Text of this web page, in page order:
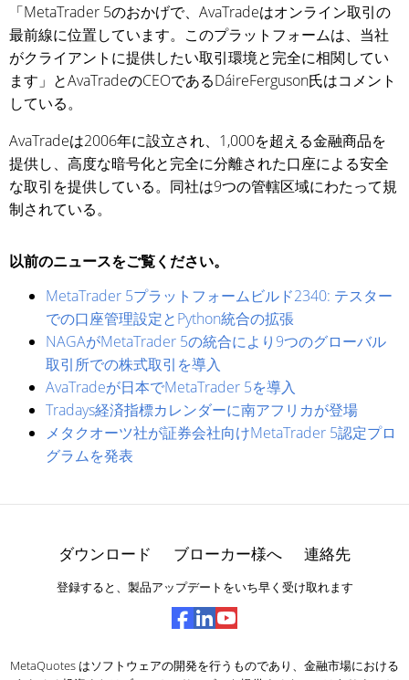
「MetaTrader 5のおかげで、AvaTradeはオンライン取引の
最前線に位置しています。このプラットフォームは、当社
がクライアントに提供したい取引環境と完全に相関してい
ます」とAvaTradeのCEOであるDáireFerguson氏はコメント
している。
AvaTradeは2006年に設立され、1,000を超える金融商品を
提供し、高度な暗号化と完全に分離された口座による安全
な取引を提供している。同社は9つの管轄区域にわたって規
制されている。
以前のニュースをご覧ください。
MetaTrader 5プラットフォームビルド2340: テスター
での口座管理設定とPython統合の拡張
NAGAがMetaTrader 5の統合により9つのグローバル
取引所での株式取引を導入
AvaTradeが日本でMetaTrader 5を導入
Tradays経済指標カレンダーに南アフリカが登場
メタクオーツ社が証券会社向けMetaTrader 5認定プロ
グラムを発表
ダウンロード ブローカー様へ 連絡先
登録すると、製品アップデートをいち早く受け取れます
MetaQuotes はソフトウェアの開発を行うものであり、金融市場における